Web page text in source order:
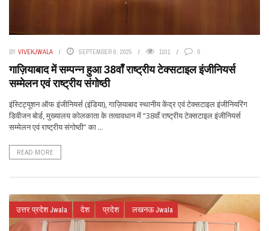
BY VIVEKJWALA SEPTEMBER 6, 2025 1101 0
गाज़ियाबाद में सम्पन्न हुआ 38वाँ राष्ट्रीय टेक्सटाइल इंजीनियर्स
सम्मेलन एवं राष्ट्रीय संगोष्ठी
इंस्टिट्यूशन ऑफ इंजीनियर्स (इंडिया), गाज़ियाबाद स्थानीय केंद्र एवं टेक्सटाइल इंजीनियरिंग
डिवीजन बोर्ड, मुख्यालय कोलकाता के तत्वावधान में “38वाँ राष्ट्रीय टेक्सटाइल इंजीनियर्स
सम्मेलन एवं राष्ट्रीय संगोष्ठी” का ...
READ MORE
उत्तर प्रदेश Jwala देश प्रदेश लखनऊ Jwala